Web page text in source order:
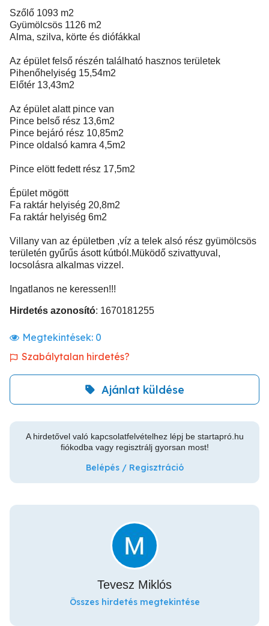
Szőlő 1093 m2
Gyümölcsös 1126 m2
Alma, szilva, körte és diófákkal
Az épület felső részén található hasznos területek
Pihenőhelyiség 15,54m2
Előtér 13,43m2
Az épület alatt pince van
Pince belső rész 13,6m2
Pince bejáró rész 10,85m2
Pince oldalsó kamra 4,5m2
Pince elött fedett rész 17,5m2
Épület mögött
Fa raktár helyiség 20,8m2
Fa raktár helyiség 6m2
Villany van az épületben ,víz a telek alsó rész gyümölcsös
területén gyűrűs ásott kútból.Müködő szivattyuval,
locsolásra alkalmas vizzel.
Ingatlanos ne keressen!!!
Hirdetés azonosító: 1670181255
Megtekintések: 0
Szabálytalan hirdetés?
Ajánlat küldése
A hirdetővel való kapcsolatfelvételhez lépj be startapró.hu
fiókodba vagy regisztrálj gyorsan most!
Belépés / Regisztráció
Tevesz Miklós
Összes hirdetés megtekintése